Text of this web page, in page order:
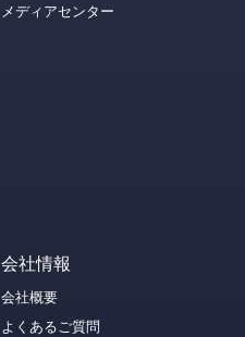
メディアセンター
会社情報
会社概要
よくあるご質問